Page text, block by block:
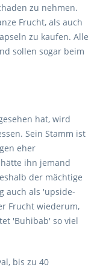
zu nehmen.
Frucht, als auch
zu kaufen. Alle
sollen sogar beim
hat, wird
Sein Stamm ist
eher
ihn jemand
der mächtige
auch als 'upside-
Frucht wiederum,
'Buhibab' so viel
bis zu 40